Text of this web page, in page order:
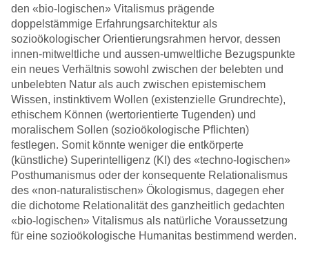
den «bio-logischen» Vitalismus prägende
doppelstämmige Erfahrungsarchitektur als
sozioökologischer Orientierungsrahmen hervor, dessen
innen-mitweltliche und aussen-umweltliche Bezugspunkte
ein neues Verhältnis sowohl zwischen der belebten und
unbelebten Natur als auch zwischen epistemischem
Wissen, instinktivem Wollen (existenzielle Grundrechte),
ethischem Können (wertorientierte Tugenden) und
moralischem Sollen (sozioökologische Pflichten)
festlegen. Somit könnte weniger die entkörperte
(künstliche) Superintelligenz (KI) des «techno-logischen»
Posthumanismus oder der konsequente Relationalismus
des «non-naturalistischen» Ökologismus, dagegen eher
die dichotome Relationalität des ganzheitlich gedachten
«bio-logischen» Vitalismus als natürliche Voraussetzung
für eine sozioökologische Humanitas bestimmend werden.